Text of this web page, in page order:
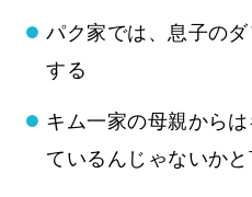
パク家では、息子の
する
キム一家の母親から
ているんじゃないか